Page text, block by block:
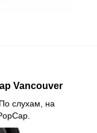
Vancouver
слухам, на